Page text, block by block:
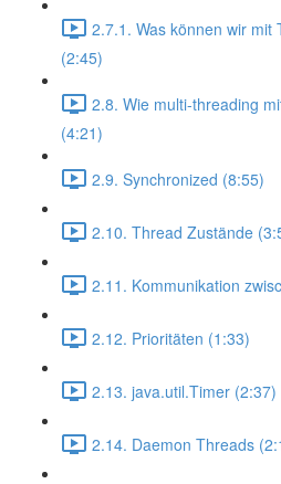
2.7.1. Was können wir
(2:45)
2.8. Wie multi-threading
(4:21)
2.9. Synchronized (8:55)
2.10. Thread Zustände
2.11. Kommunikation
2.12. Prioritäten (1:33)
2.13. java.util.Timer (2:37)
2.14. Daemon Threads